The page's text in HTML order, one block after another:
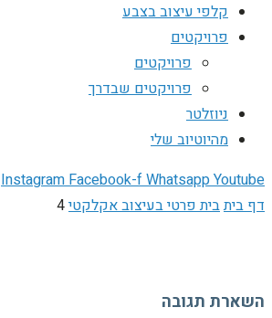
קלפי עיצוב בצבע
פרויקטים
פרויקטים
פרויקטים שבדרך
ניוזלטר
מהיוטיוב שלי
InstagramFacebook-fWhatsappYoutube
דף ביתבית פרטי בעיצוב אקלקטי4
השארת תגובה